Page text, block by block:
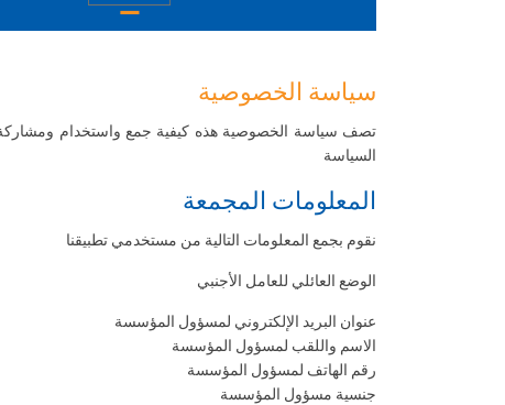
سياسة الخصوصية
تصف سياسة الخصوصية هذه كيفية جمع واستخدام ومشاركة
السياسة
المعلومات المجمعة
نقوم بجمع المعلومات التالية من مستخدمي تطبيقنا
الوضع العائلي للعامل الأجنبي
عنوان البريد الإلكتروني لمسؤول المؤسسة
الاسم واللقب لمسؤول المؤسسة
رقم الهاتف لمسؤول المؤسسة
جنسية مسؤول المؤسسة